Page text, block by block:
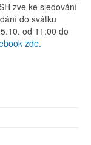
zve ke sledování
do svátku
od 11:00 do
zde.